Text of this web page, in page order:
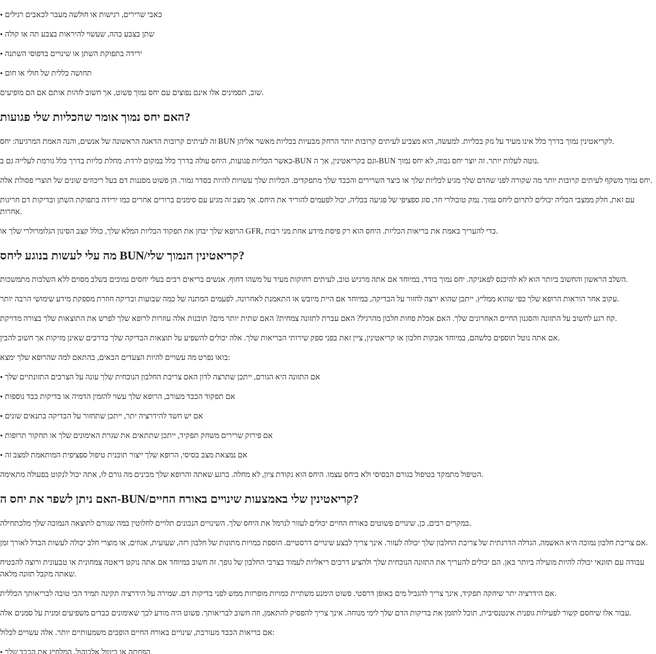
• כאבי שרירים, רגישות או חולשה מעבר לכאבים רגילים
• שתן בצבע כהה, שעשוי להיראות בצבע תה או קולה
• ירידה בתפוקת השתן או שינויים בדפוסי השתנה
• תחושה כללית של חולי או חום
שוב, תסמינים אלו אינם נפוצים עם יחס נמוך פשוט, אך חשוב לזהות אותם אם הם מופיעים.
האם יחס נמוך אומר שהכליות שלי פגועות?
זה לעיתים קרובות הדאגה הראשונה של אנשים, והנה האמת המרגיעה: יחס BUN לקריאטינין נמוך בדרך כלל אינו מעיד על נזק בכליות. למעשה, הוא מצביע לעיתים קרובות יותר הרחק מבעיות בכליות מאשר אליהן.
כאשר הכליות פגועות, היחס עולה בדרך כלל במקום לרדת. מחלת כליות בדרך כלל גורמת לעלייה גם ב-BUN וגם בקריאטינין, אך ה-BUN נוטה לעלות יותר. זה יוצר יחס גבוה, לא יחס נמוך.
יחס נמוך משקף לעיתים קרובות יותר מה שקורה לפני שהדם שלך מגיע לכליות שלך או כיצד השרירים והכבד שלך מתפקדים. הכליות שלך עשויות להיות בסדר גמור. הן פשוט מסננות דם בעל ריכוזים שונים של תוצרי פסולת אלה.
עם זאת, חלק ממצבי הכליה יכולים לתרום ליחס נמוך. נמק טובולרי חד, סוג ספציפי של פגיעה בכליה, יכול לפעמים להוריד את היחס. אך מצב זה מגיע עם סימנים ברורים אחרים כמו ירידה בתפוקת השתן ובדיקות דם חריגות
אחרות.
הרופא שלך יבחן את תפקוד הכליות המלא שלך, כולל קצב הסינון הגלומרולרי שלך או GFR, כדי להעריך באמת את בריאות הכליות. היחס הוא רק פיסת מידע אחת מני רבות.
מה עלי לעשות בנוגע ליחס BUN/קריאטינין הנמוך שלי?
השלב הראשון והחשוב ביותר הוא לא להיכנס לפאניקה. יחס נמוך בודד, במיוחד אם אתה מרגיש טוב, לעיתים רחוקות מעיד על משהו דחוף. אנשים בריאים רבים בעלי יחסים נמוכים בשלב מסוים ללא השלכות מתמשכות.
עקוב אחר הוראות הרופא שלך כפי שהוא ממליץ. ייתכן שהוא ירצה לחזור על הבדיקה, במיוחד אם היית מיובש או התאמנת לאחרונה. לפעמים המתנה של כמה שבועות ובדיקה חוזרת מספקת מידע שימושי הרבה יותר.
קח רגע לחשוב על התזונה והסגנון החיים האחרונים שלך. האם אכלת פחות חלבון מהרגיל? האם עברת לתזונה צמחית? האם שתית יותר מים? תובנות אלה עוזרות לרופא שלך לפרש את התוצאות שלך בצורה מדויקת.
אם אתה נוטל תוספים כלשהם, במיוחד אבקות חלבון או קריאטינין, ציין זאת בפני ספק שירותי הבריאות שלך. אלה יכולים להשפיע על תוצאות הבדיקה שלך בדרכים שאינן מזיקות אך חשוב להבין.
בואו נפרט מה עשויים להיות הצעדים הבאים, בהתאם למה שהרופא שלך ימצא:
• אם התזונה היא הגורם, ייתכן שתרצה לדון האם צריכת החלבון הנוכחית שלך עונה על הצרכים התזונתיים שלך
• אם תפקוד הכבד מעורב, הרופא שלך עשוי להזמין הדמיה או בדיקות כבד נוספות
• אם יש חשד להידרציה יתר, ייתכן שתחזור על הבדיקה בתנאים שונים
• אם פירוק שרירים משחק תפקיד, ייתכן שתתאים את שגרת האימונים שלך או תחקור תרופות
• אם נמצאת מצב בסיסי, הרופא שלך ייצור תוכנית טיפול ספציפית המותאמת למצב זה
הטיפול מתמקד בטיפול בגורם הבסיסי ולא ביחס עצמו. היחס הוא נקודת ציון, לא מחלה. ברגע שאתה והרופא שלך מבינים מה גורם לו, אתה יכול לנקוט בפעולה מתאימה.
האם ניתן לשפר את יחס ה-BUN/קריאטינין שלי באמצעות שינויים באורח החיים?
במקרים רבים, כן, שינויים פשוטים באורח החיים יכולים לעזור לנרמל את היחס שלך. השינויים הנכונים תלויים לחלוטין במה שגורם לתוצאה הנמוכה שלך מלכתחילה.
אם צריכת חלבון נמוכה היא האשמה, הגדלה הדרגתית של צריכת החלבון שלך יכולה לעזור. אינך צריך לבצע שינויים דרסטיים. הוספת כמויות מתונות של חלבון רזה, שעועית, אגוזים, או מוצרי חלב יכולה לעשות הבדל לאורך זמן.
עבודה עם תזונאי יכולה להיות מועילה ביותר כאן. הם יכולים להעריך את התזונה הנוכחית שלך ולהציע דרכים ריאליות לעמוד בצרכי החלבון של גופך. זה חשוב במיוחד אם אתה נוקט דיאטה צמחונית או טבעונית ורוצה להבטיח
שאתה מקבל תזונה מלאה.
אם הידרציה יתר שיחקה תפקיד, אינך צריך להגביל מים באופן דרסטי. פשוט הימנע משתיית כמויות מופרזות ממש לפני בדיקות דם. שמירה על הידרציה תקינה תמיד הכי טובה לבריאותך הכללית.
עבור אלו שיחסם קשור לפעילות גופנית אינטנסיבית, תוכל לתזמן את בדיקות הדם שלך לימי מנוחה. אינך צריך להפסיק להתאמן, וזה חשוב לבריאותך. פשוט היה מודע לכך שאימונים כבדים משפיעים זמנית על סמנים אלה.
אם בריאות הכבד מעורבת, שינויים באורח החיים הופכים משמעותיים יותר. אלה עשויים לכלול:
• הפחתה או ביטול אלכוהול, המלחיץ את הכבד שלך